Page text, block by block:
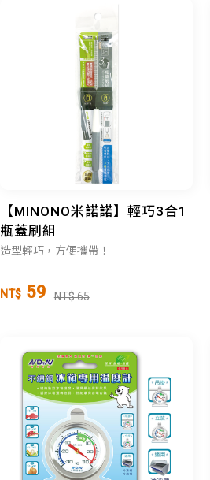
【MINONO米諾諾】輕巧3合1
瓶蓋刷組
造型輕巧，方便攜帶！
NT$ 59 NT$ 65